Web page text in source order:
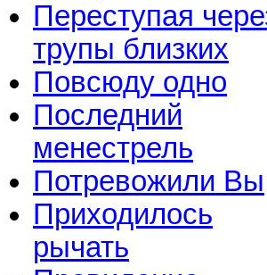
Переступая
трупы близких
Повсюду одно
Последний
менестрель
Потревожили Вы
Приходилось
рычать